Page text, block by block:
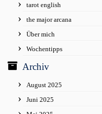
tarot english
the major arcana
Über mich
Wochentipps
Archiv
August 2025
Juni 2025